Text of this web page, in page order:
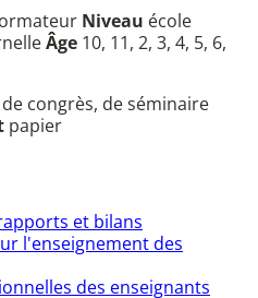
Niveau école
Âge 10, 11, 2, 3, 4, 5, 6,
congrès, de séminaire
papier
et bilans
l'enseignement des
des enseignants